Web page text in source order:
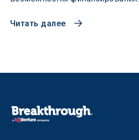
Читать далее